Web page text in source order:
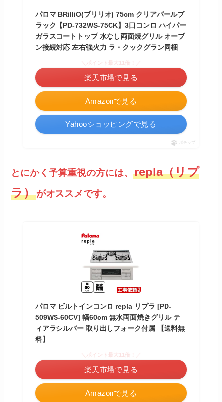
パロマ BRilliO(ブリリオ) 75cm クリアパールブ
ラック【PD-732WS-75CK】3口コンロ ハイパー
ガラスコートトップ 水なし両面焼グリル オーブ
ン接続対応 左右強火力 ラ・クックグラン同梱
Amazonで見る
＼ポイント最大11倍！／
楽天市場で見る
Yahooショッピングで見る
ポチップ
とにかく予算重視の方には、repla（リプ
ラ）がオススメです。
パロマ ビルトインコンロ repla リプラ [PD-
509WS-60CV] 幅60cm 無水両面焼きグリル テ
ィアラシルバー 取り出しフォーク付属 【送料無
料】
Amazonで見る
＼ポイント最大11倍！／
楽天市場で見る